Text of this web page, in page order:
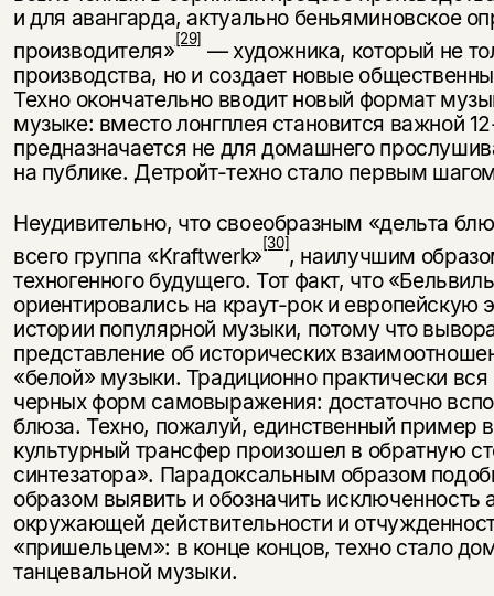
и для авангарда, актуально беньяминовское
производителя»[29] — художника, который не
производства, но и создает новые
Техно окончательно вводит новый формат
музыке: вместо лонгплея становится важной
предназначается не для домашнего
на публике. Детройт-техно стало первым
Неудивительно, что своеобразным «дельта
всего группа «Kraftwerk»[30], наилучшим
техногенного будущего. Тот факт, что
ориентировались на краут-рок и европейскую
истории популярной музыки, потому что
представление об исторических
«белой» музыки. Традиционно практически
черных форм самовыражения: достаточно
блюза. Техно, пожалуй, единственный пример
культурный трансфер произошел в обратную
синтезатора». Парадоксальным образом
образом выявить и обозначить
окружающей действительности и
«пришельцем»: в конце концов, техно стало
танцевальной музыки.
Подписка на рассылку
Раз в неделю мы отправляем рассылку
о книгах и событиях «НЛО».
За подписку дарим промокод на
скидку 15%
Этой книги временно
нет в продаже.
Вы можете подписаться на
уведомления, и при поступлении книги
на склад получить письмо на указанный
электронный адрес.
Эта книга
не предназначена для
несовершеннолетних